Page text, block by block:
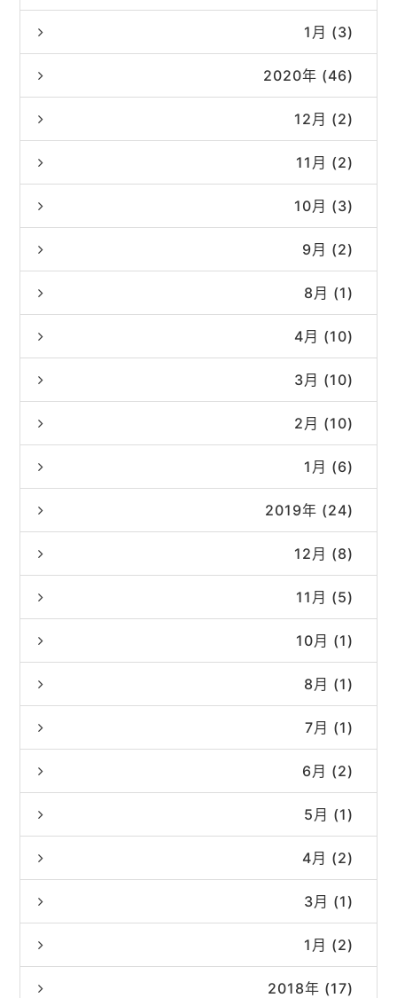
1月 (3)
2020年 (46)
12月 (2)
11月 (2)
10月 (3)
9月 (2)
8月 (1)
4月 (10)
3月 (10)
2月 (10)
1月 (6)
2019年 (24)
12月 (8)
11月 (5)
10月 (1)
8月 (1)
7月 (1)
6月 (2)
5月 (1)
4月 (2)
3月 (1)
1月 (2)
2018年 (17)